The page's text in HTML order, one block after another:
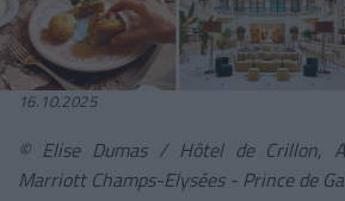
16.10.2025
© Elise Dumas / Hôtel de Crillon,
Marriott Champs-Elysées - Prince de